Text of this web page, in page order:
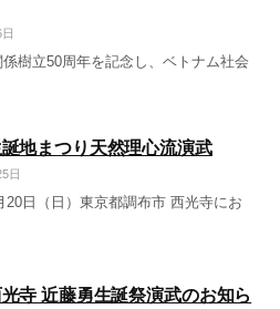
係樹立50周年を記念し、ベトナム社会
地まつり天然理心流演武
日
20日（日）東京都調布市 西光寺にお
寺 近藤勇生誕祭演武のお知ら